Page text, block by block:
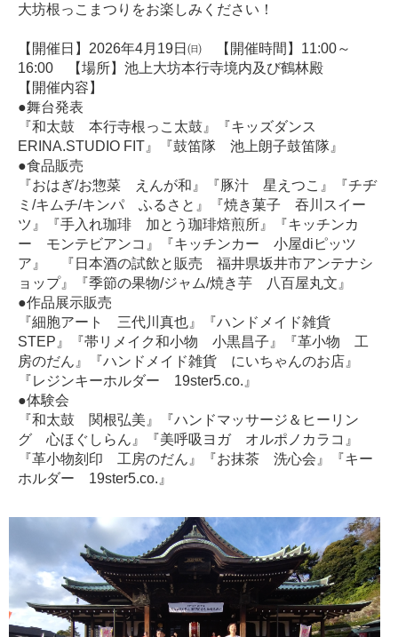
大坊根っこまつりをお楽しみください！
【開催日】2026年4月19日㈰ 【開催時間】11:00～
16:00 【場所】池上大坊本行寺境内及び鶴林殿
【開催内容】
●舞台発表
『和太鼓 本行寺根っこ太鼓』『キッズダンス
ERINA.STUDIO FIT』『鼓笛隊 池上朗子鼓笛隊』
●食品販売
『おはぎ/お惣菜 えんが和』『豚汁 星えつこ』『チヂ
ミ/キムチ/キンパ ふるさと』『焼き菓子 吞川スイー
ツ』『手入れ珈琲 加とう珈琲焙煎所』『キッチンカ
ー モンテビアンコ』『キッチンカー 小屋diピッツ
ア』 『日本酒の試飲と販売 福井県坂井市アンテナシ
ョップ』『季節の果物/ジャム/焼き芋 八百屋丸文』
●作品展示販売
『細胞アート 三代川真也』『ハンドメイド雑貨
STEP』『帯リメイク和小物 小黒昌子』『革小物 工
房のだん』『ハンドメイド雑貨 にいちゃんのお店』
『レジンキーホルダー 19ster5.co.』
●体験会
『和太鼓 関根弘美』『ハンドマッサージ＆ヒーリン
グ 心ほぐしらん』『美呼吸ヨガ オルポノカラコ』
『革小物刻印 工房のだん』『お抹茶 洗心会』『キー
ホルダー 19ster5.co.』